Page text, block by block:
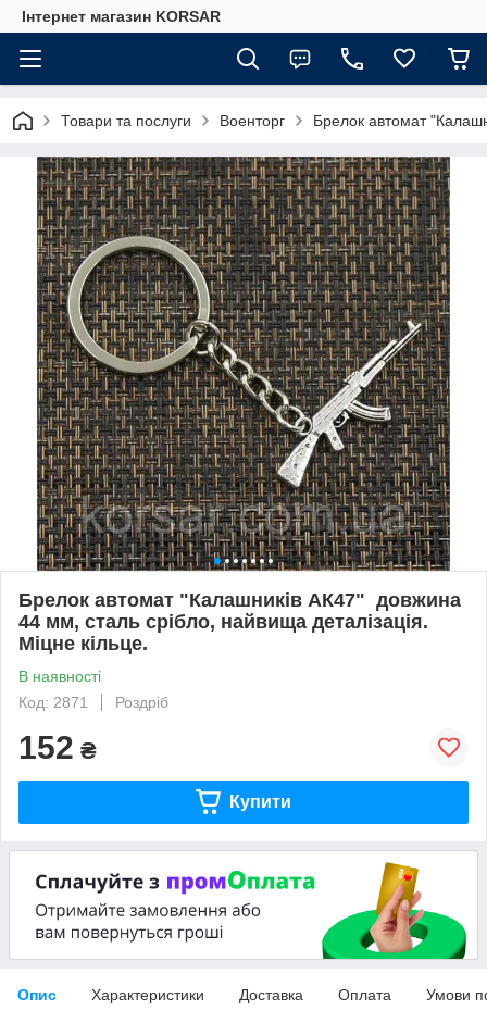
Iнтернет магазин KORSAR
Товари та послуги Военторг Брелок автомат
Брелок автомат "Калашників АК47" довжина
44 мм, сталь срібло, найвища деталізація.
Міцне кільце.
В наявності
Код: 2871
Роздріб
152 ₴
Купити
Опис Характеристики Доставка Оплата Умови